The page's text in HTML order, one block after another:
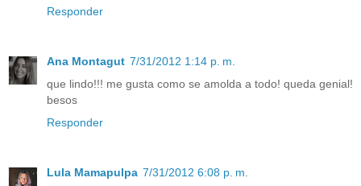
Responder
Ana Montagut 7/31/2012 1:14 p. m.
que lindo!!! me gusta como se amolda a todo! queda genial!
besos
Responder
Lula Mamapulpa 7/31/2012 6:08 p. m.